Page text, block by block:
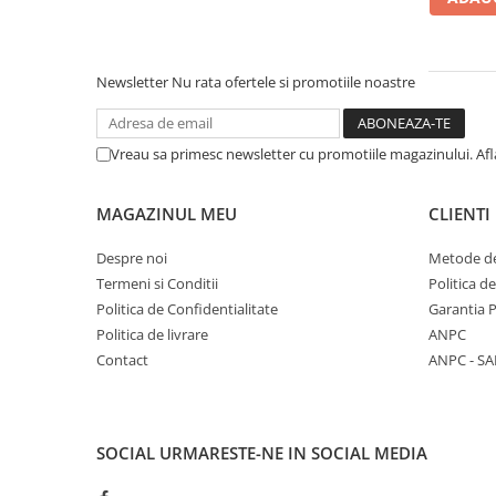
Tesatura Jacquard
Covorase si seturi de covoare
Newsletter Nu rata ofertele si promotiile noastre
Vreau sa primesc newsletter cu promotiile magazinului.
MAGAZINUL MEU
Despre noi
Termeni si Conditii
Politica de Confidentialitate
Politica de livrare
Contact
CLIENTI
Metode
Politica
Garantia
ANPC
ANPC -
SOCIAL URMARESTE-NE IN SOCIAL MEDIA